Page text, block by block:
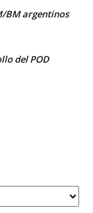
BM argentinos
del POD